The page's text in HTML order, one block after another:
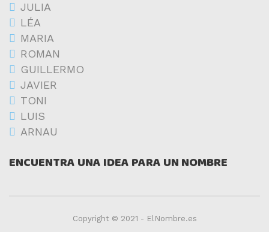
JULIA
LÉA
MARIA
ROMAN
GUILLERMO
JAVIER
TONI
LUIS
ARNAU
ENCUENTRA UNA IDEA PARA UN NOMBRE
Copyright © 2021 - ElNombre.es